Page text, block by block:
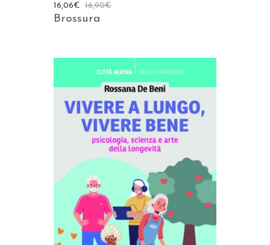
16,90€
16,06€
Brossura
AGGIUNGI AL CARRELLO